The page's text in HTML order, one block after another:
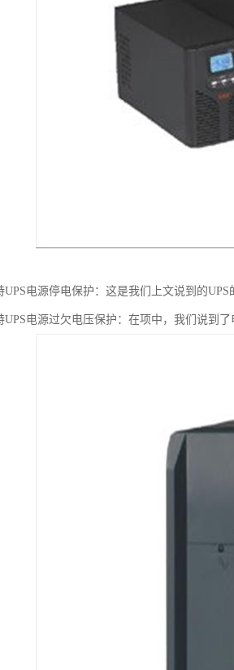
UPS电源停电保护：这是我们上文说到的
UPS电源过欠电压保护：在项中，我们说到